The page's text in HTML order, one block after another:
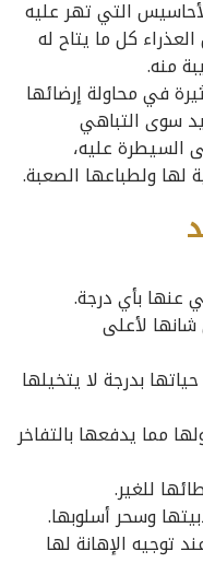
التي تهر عليه
كل ما يتاح له
منه.
في محاولة إرضائها
سوى التباهي
السيطرة عليه،
لها ولطباعها الصعبة.
عنها بأي درجة.
لأعلى
بدرجة لا يتخيلها
مما يدفعها بالتفاخر
للغير.
وسحر أسلوبها.
توجيه الإهانة لها